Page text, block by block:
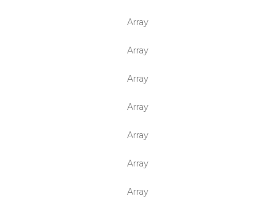
Array
Array
Array
Array
Array
Array
Array